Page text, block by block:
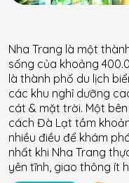
Nha Trang là một
sống của khoảng
là thành phố du lịch
các khu nghỉ dưỡng
cát & mặt trời. Một
cách Đà Lạt tầm
nhiều điều để khám
nhất khi Nha Trang
yên tĩnh, giao thông ít